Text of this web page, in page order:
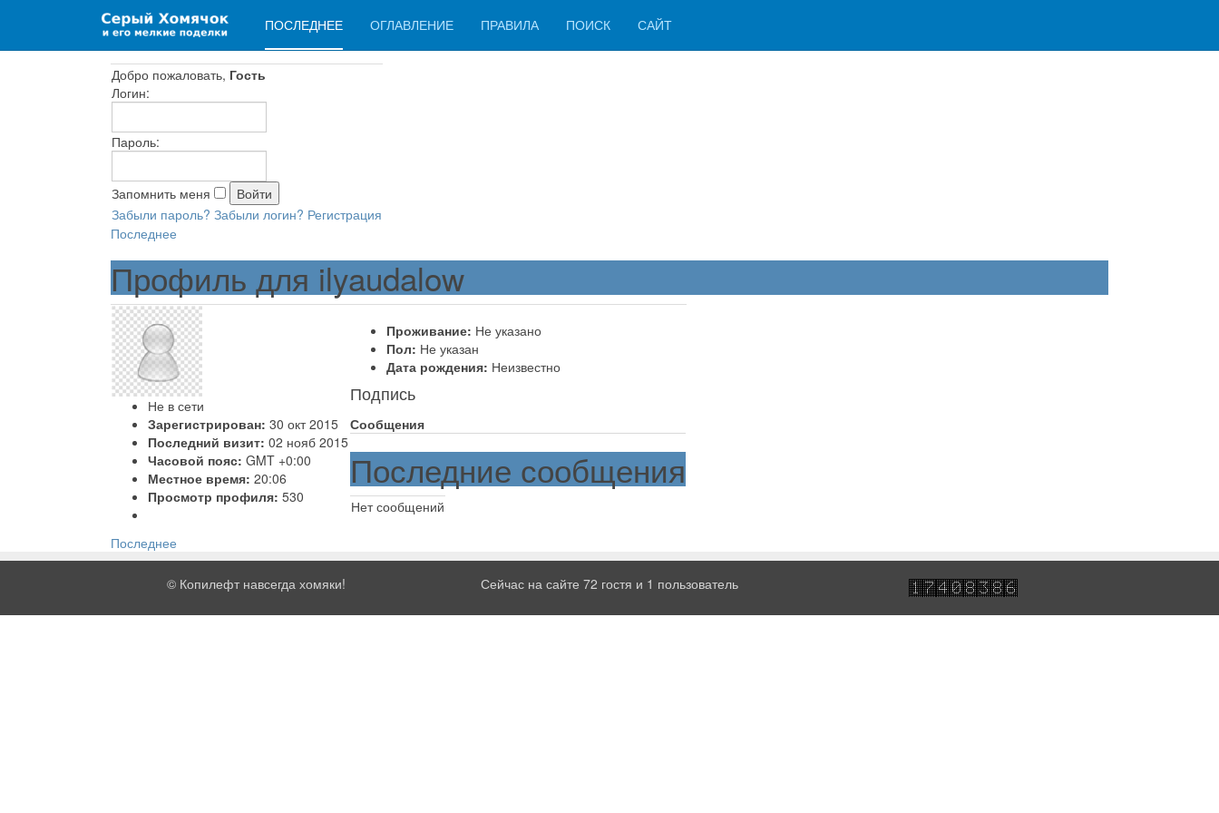
ПОСЛЕДНЕЕ ОГЛАВЛЕНИЕ ПРАВИЛА ПОИСК САЙТ
Добро пожаловать, Гость
Логин:
Пароль:
Запомнить меня
Забыли пароль? Забыли логин? Регистрация
Последнее
Профиль для ilyaudalow
Не в сети
Зарегистрирован: 30 окт 2015
Последний визит: 02 нояб 2015
Часовой пояс: GMT +0:00
Местное время: 20:06
Просмотр профиля: 530
Проживание: Не указано
Пол: Не указан
Дата рождения: Неизвестно
Подпись
Сообщения
Последние сообщения
Нет сообщений
Последнее
© Копилефт навсегда хомяки! Сейчас на сайте 72 гостя и 1 пользователь